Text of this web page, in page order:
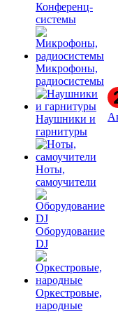
Конференц-
системы
Микрофоны,
радиосистемы
Наушники и
гарнитуры
Ноты,
самоучители
Оборудование
DJ
Оркестровые,
народные